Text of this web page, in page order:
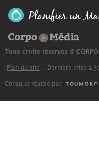
Tous droits réservés © CORPO
Plan du site - Dernière mise à
Conçu et réalisé par